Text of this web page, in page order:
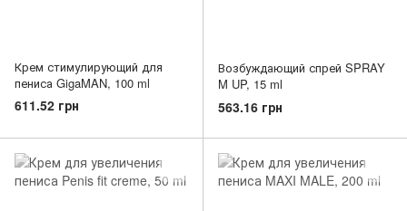
Крем стимулирующий для
пениса GigaMAN, 100 ml
611.52 грн
Возбуждающий спрей SPRAY
M UP, 15 ml
563.16 грн